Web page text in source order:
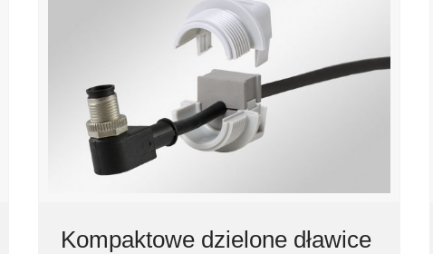
Kompaktowe dzielone dławice